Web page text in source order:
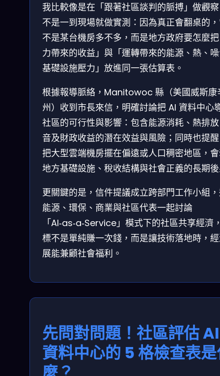
我比較像是在「跟著社區談判的脈搏」做觀
不是一到現場就做實測：因為真正會翻桌的
不是某台機房多不多，而是地方政府要怎麼
力帶來的收益」與「運轉帶來的能源、熱、
基礎設施壓力」放進同一張估算表。
根據報導脈絡，Manitowoc 縣（美國威斯康
州）收到市長來信，明確討論把 AI 資料中心
社區的可行性與影響：包含能源消耗、熱排
音及財政收益的潛在效益與風險；同時也提
把大型雲端機房擺在偏遠或人口稠密地區，
地方基礎設施、稅收結構與社會正義的長期
更關鍵的是，信件提議成立跨部門工作小組
能源、環保、商業與社區代表一起討論
「AI‑as‑a‑Service」模式下的社區共享經濟
標不是單純賺一次錢，而是讓技術落地時，
展能兼顧社會福利。
先問對問題！社區評估 AI
資料中心的 5 格檢查表